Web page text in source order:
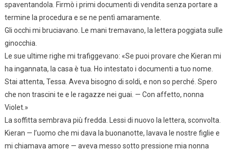
spaventandola. Firmò i primi documenti di vendita senza portare a
termine la procedura e se ne pentì amaramente.
Gli occhi mi bruciavano. Le mani tremavano, la lettera poggiata sulle
ginocchia.
Le sue ultime righe mi trafiggevano: «Se puoi provare che Kieran mi
ha ingannata, la casa è tua. Ho intestato i documenti a tuo nome.
Stai attenta, Tessa. Aveva bisogno di soldi, e non so perché. Spero
che non trascini te e le ragazze nei guai. — Con affetto, nonna
Violet.»
La soffitta sembrava più fredda. Lessi di nuovo la lettera, sconvolta.
Kieran — l’uomo che mi dava la buonanotte, lavava le nostre figlie e
mi chiamava amore — aveva messo sotto pressione mia nonna